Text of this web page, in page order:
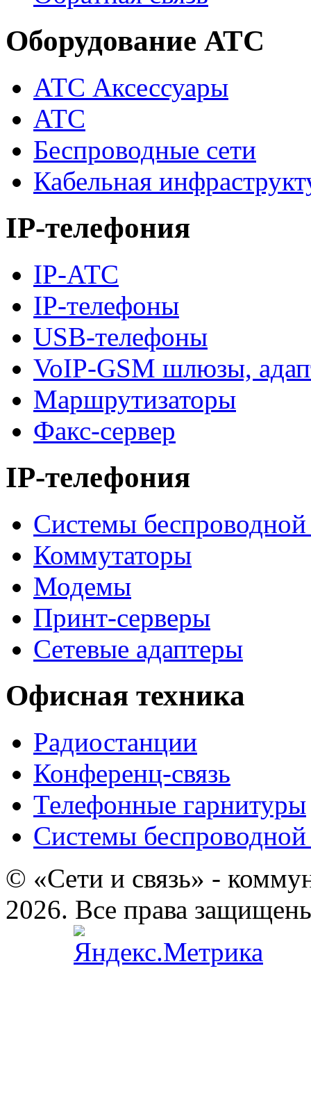
Оборудование АТС
АТС Аксессуары
АТС
Беспроводные сети
Кабельная
IP-телефония
IP-АТС
IP-телефоны
USB-телефоны
VoIP-GSM шлюзы,
Маршрутизаторы
Факс-сервер
IP-телефония
Системы беспроводной
Коммутаторы
Модемы
Принт-серверы
Сетевые адаптеры
Офисная техника
Радиостанции
Конференц-связь
Телефонные гарнитуры
Системы беспроводной
© «Сети и связь» -
2026. Все права